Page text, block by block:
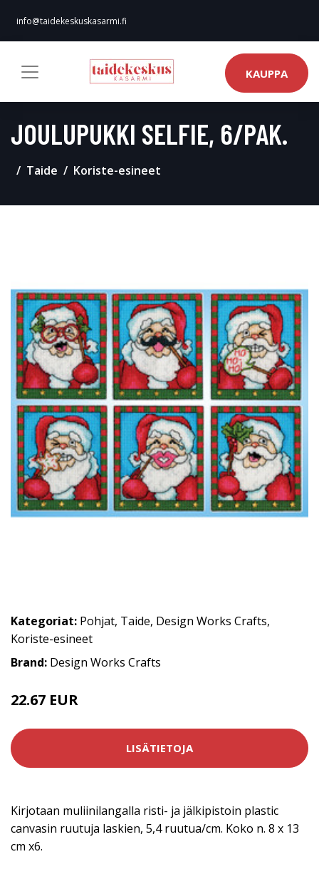
info@taidekeskuskasarmi.fi
KAUPPA
JOULUPUKKI SELFIE, 6/PAK.
Taide Koriste-esineet
Kategoriat: Pohjat, Taide, Design Works Crafts,
Koriste-esineet
Brand: Design Works Crafts
22.67 EUR
LISÄTIETOJA
Kirjotaan muliinilangalla risti- ja jälkipistoin plastic
canvasin ruutuja laskien, 5,4 ruutua/cm. Koko n. 8 x 13
cm x6.